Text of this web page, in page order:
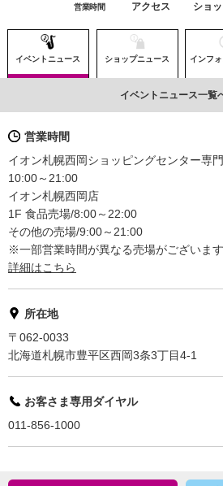
営業時間 アクセス ショ
イベントニュース ショップニュース インフ
イベントニュース一覧
営業時間
イオン札幌西岡ショッピングセンター専
10:00～21:00
イオン札幌西岡店
1F 食品売場/8:00～22:00
その他の売場/9:00～21:00
※一部営業時間が異なる売場がございます
詳細はこちら
所在地
〒062-0033
北海道札幌市豊平区西岡3条3丁目4-1
お客さま専用ダイヤル
011-856-1000